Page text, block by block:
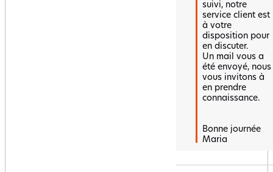
suivi, notre
service client est
à votre
disposition pour
en discuter.
Un mail vous a
été envoyé, nous
vous invitons à
en prendre
connaissance.
Bonne journée
Maria